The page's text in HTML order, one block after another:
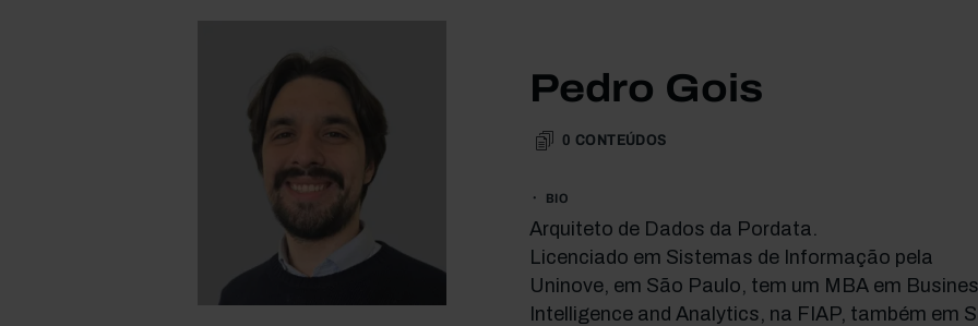
Pedro Gois
0 CONTEÚDOS
BIO
Arquiteto de Dados da Pordata.
Licenciado em Sistemas de Informação pela
Uninove, em São Paulo, tem um MBA em
Intelligence and Analytics, na FIAP, também em